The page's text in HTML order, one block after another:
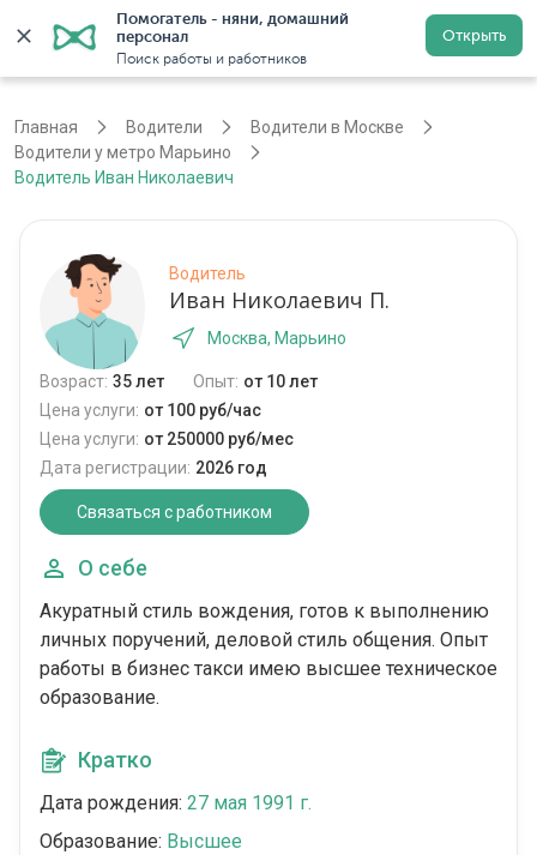
Помогатель - няни, домашний
персонал
Поиск работы и работников
Открыть
Регистрация
Главная Водители
Водители в Москве
Водители у метро Марьино
Водитель Иван Николаевич
Водитель
Иван Николаевич П.
Москва, Марьино
Возраст: 35 лет Опыт: от 10 лет
Цена услуги: от 100 руб/час
Цена услуги: от 250000 руб/мес
Дата регистрации: 2026 год
Связаться с работником
О себе
Акуратный стиль вождения, готов к выполнению
личных поручений, деловой стиль общения. Опыт
работы в бизнес такси имею высшее техническое
образование.
Кратко
Дата рождения: 27 мая 1991 г.
Образование: Высшее